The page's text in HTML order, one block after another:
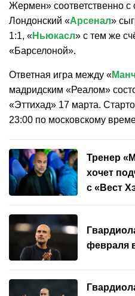
Жермен» соответственно
Лондонский «Арсенал»
1:1, «Ньюкасл» с тем же
«Барселоной».
Ответная игра между «
мадридским «Реалом»
«Эттихад» 17 марта.
23:00 по московскому
Тренер
хочет
с «Вест
февраля